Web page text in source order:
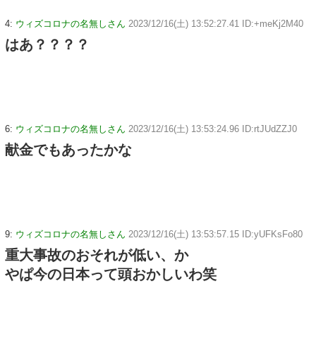
4: ウィズコロナの名無しさん 2023/12/16(土) 13:52:27.41 ID:+meKj2M40
はあ？？？？
6: ウィズコロナの名無しさん 2023/12/16(土) 13:53:24.96 ID:rtJUdZZJ0
献金でもあったかな
9: ウィズコロナの名無しさん 2023/12/16(土) 13:53:57.15 ID:yUFKsFo80
重大事故のおそれが低い、か
やぱ今の日本って頭おかしいわ笑